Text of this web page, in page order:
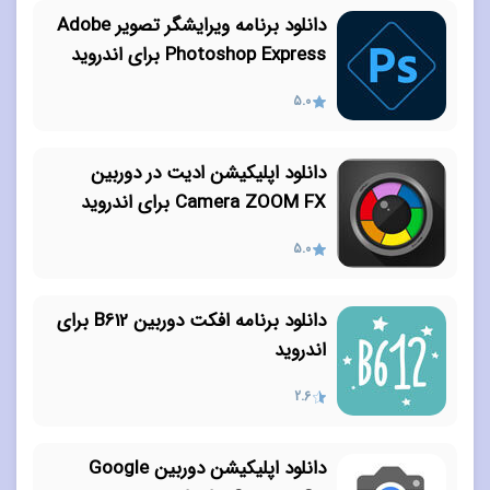
دانلود برنامه ویرایشگر تصویر Adobe
Photoshop Express برای اندروید
5.0
دانلود اپلیکیشن ادیت در دوربین
Camera ZOOM FX برای اندروید
5.0
دانلود برنامه افکت دوربین B612 برای
اندروید
2.6
دانلود اپلیکیشن دوربین Google